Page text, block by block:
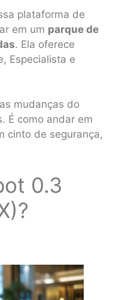
plataforma de
em um parque de
. Ela oferece
Especialista e
mudanças do
É como andar em
cinto de segurança,
0.3